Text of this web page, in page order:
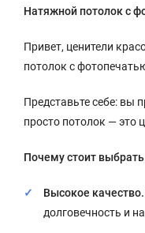
Натяжной потолок с
Привет, ценители
потолок с
Представьте себе: вы
просто потолок — это
Почему стоит
Высокое качество.
долговечность и